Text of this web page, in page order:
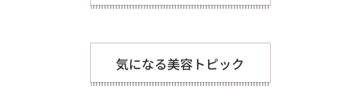
気になる美容トピック